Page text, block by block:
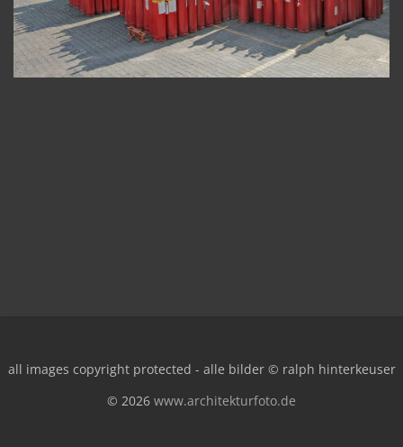
all images copyright protected - alle bilder © ralph hinterkeuser
© 2026 www.architekturfoto.de